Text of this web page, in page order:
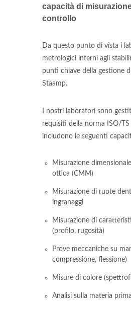
capacità di
controllo
Da questo punto di vista i
metrologici interni agli
punti chiave della gestione
Staamp.
I nostri laboratori sono
requisiti della norma ISO/
includono le seguenti
Misurazione
ottica (CMM)
Misurazione di ruote
ingranaggi
Misurazione di
(profilo, rugosità)
Prove meccaniche su
compressione, flessione)
Misure di colore
Analisi sulla materia prima